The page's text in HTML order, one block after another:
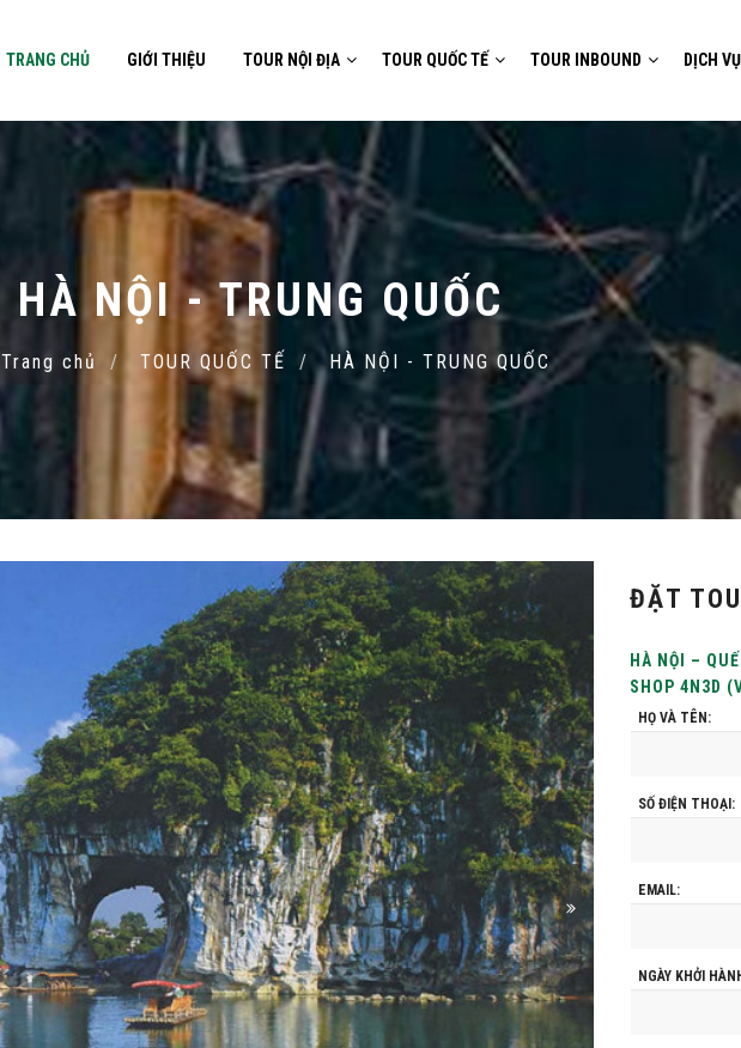
TRANG CHỦ GIỚI THIỆU TOUR NỘI ĐỊA TOUR QUỐC TẾ TOUR INBOUND DỊCH
HÀ NỘI - TRUNG QUỐC
Trang chủ TOUR QUỐC TẾ HÀ NỘI - TRUNG QUỐC
ĐẶT
HÀ NỘI –
SHOP 4N3D
HỌ VÀ TÊN:
SỐ ĐIỆN THOẠI:
EMAIL:
NGÀY KHỞI